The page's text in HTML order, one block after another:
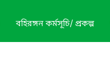
বহিরঙ্গন কর্মসূচি/ প্রকল্প